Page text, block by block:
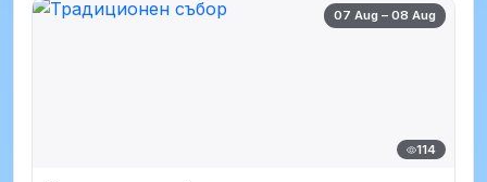
07 Aug – 08 Aug
114